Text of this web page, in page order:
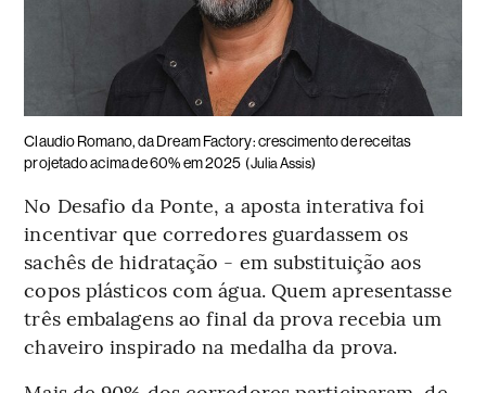
Claudio Romano, da Dream Factory: crescimento de receitas
projetado acima de 60% em 2025 (Julia Assis)
No Desafio da Ponte, a aposta interativa foi
incentivar que corredores guardassem os
sachês de hidratação - em substituição aos
copos plásticos com água. Quem apresentasse
três embalagens ao final da prova recebia um
chaveiro inspirado na medalha da prova.